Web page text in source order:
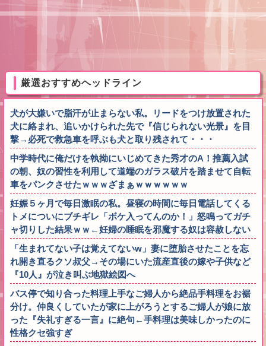
厳選おすすめヘッドライン
犬が大嫌いで脂汗が止まらない私。リードをつけ放置された
犬に絡まれ、追いかけられた先で『信じられない光景』を目
撃→必死で救急車を呼ぶも犬と取り残されて・・・
中学時代に俺だけを執拗にいじめてきた秀才のA！推薦入試
の朝、奴の習性を利用して道端のガラス破片を踏ませて自転
車をパンクさせたｗｗｗざまぁｗｗｗｗｗｗ
妊娠５ヶ月で毎日激眠の私。昼寝の時間に毎日電話してくる
トメについにブチギレ「ボケ入ってんのか！」怒鳴ってガチ
ャ切りした結果ｗｗ←妊婦の睡眠を邪魔する奴は容赦しない
「生まれてない子は覚えてないw」妻に堕胎させたことを忘
れ開き直るクソ叔父→その場にいた流産直後の嫁や子供など
『10人』が泣き叫ぶ地獄絵図へ
バス停で知り合った料理上手なご婦人から絶品手料理をお裾
分け。仲良くしていたが家に上がろうとするご婦人が娘に放
った『失礼すぎる一言』に絶句←手料理は美味しかったのに
性格クセ強すぎ